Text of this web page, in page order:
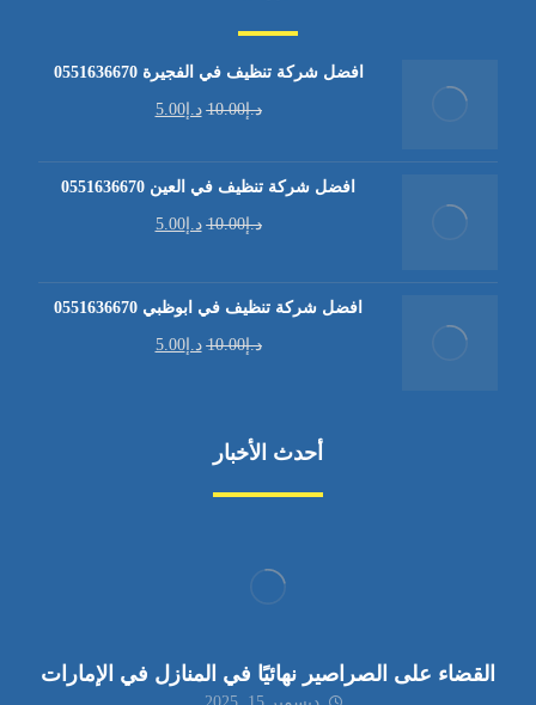
افضل شركة تنظيف في الفجيرة 0551636670
د.إ10.00 د.إ5.00
افضل شركة تنظيف في العين 0551636670
د.إ10.00 د.إ5.00
افضل شركة تنظيف في ابوظبي 0551636670
د.إ10.00 د.إ5.00
أحدث الأخبار
القضاء على الصراصير نهائيًا في المنازل في الإمارات